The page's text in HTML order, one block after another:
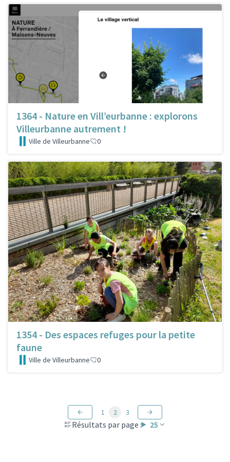
1364 - Nature en Vill’eurbanne : explorons
Villeurbanne autrement !
Ville de Villeurbanne 0
1354 - Des espaces refuges pour la petite
faune
Ville de Villeurbanne 0
Résultats par page : 25
1 2 3